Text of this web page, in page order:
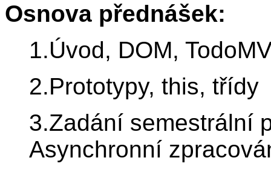
Osnova přednášek:
1.Úvod, DOM,
2.Prototypy, this, třídy
3.Zadání semestrální
Asynchronní